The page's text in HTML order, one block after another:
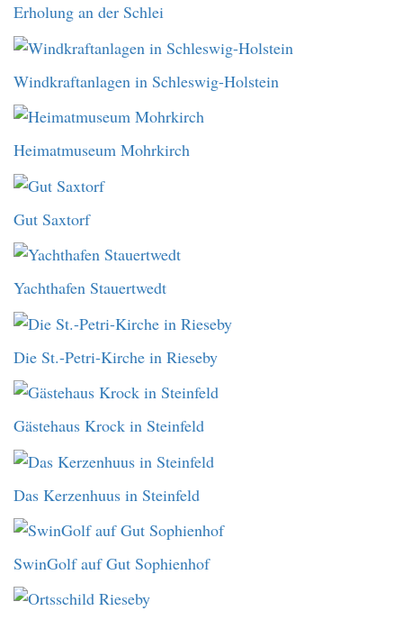
Erholung an der Schlei
Windkraftanlagen in Schleswig-Holstein
Heimatmuseum Mohrkirch
Gut Saxtorf
Yachthafen Stauertwedt
Die St.-Petri-Kirche in Rieseby
Gästehaus Krock in Steinfeld
Das Kerzenhuus in Steinfeld
SwinGolf auf Gut Sophienhof